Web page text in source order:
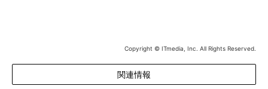
Copyright © ITmedia, Inc. All Rights Reserved.
関連情報